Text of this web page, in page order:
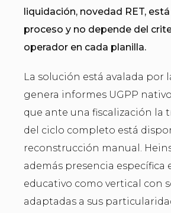
liquidación, novedad RET,
proceso y no depende del
operador en cada planilla.
La solución está avalada por
genera informes UGPP
que ante una fiscalización la
del ciclo completo está
reconstrucción manual.
además presencia específica
educativo como vertical con
adaptadas a sus